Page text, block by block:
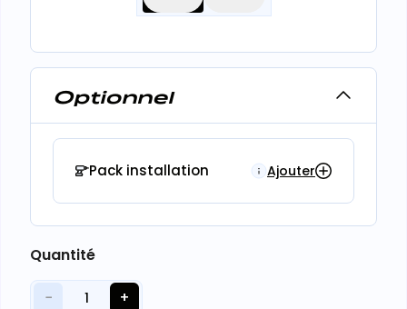
Optionnel
Pack installation Ajouter
Quantité
− 1 +